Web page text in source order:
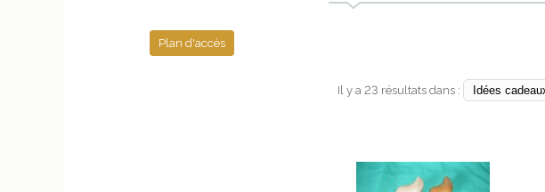
Plan d'accès
Il y a 23 résultats dans :